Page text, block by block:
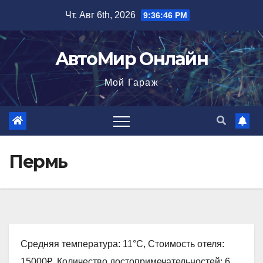
содержимому
Чт. Авг 6th, 2026 9:36:47 PM
АвтоМир Онлайн
Мой Гараж
Пермь
Средняя температура: 11°C, Стоимость отеля: